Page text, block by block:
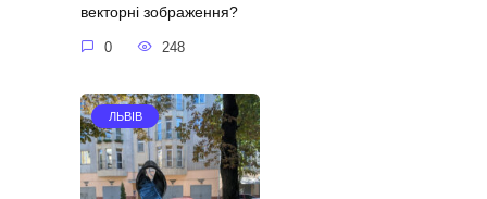
векторні зображення?
0 248
ЛЬВІВ